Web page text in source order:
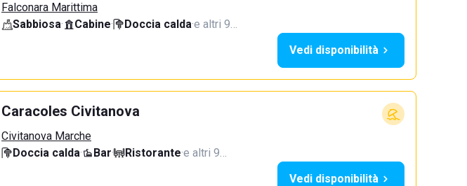
Falconara Marittima
Sabbiosa· Cabine· Doccia calda·e altri 9…
Vedi disponibilità
Caracoles Civitanova
Civitanova Marche
Doccia calda· Bar· Ristorante·e altri 9…
Vedi disponibilità